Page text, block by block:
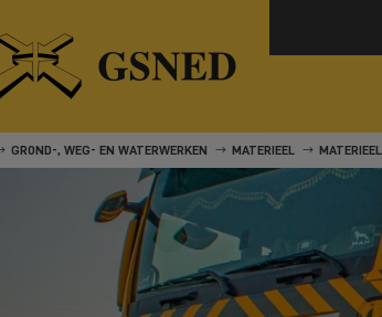
GROND-, WEG- EN WATERWERKEN MATERIEEL MATERIEEL